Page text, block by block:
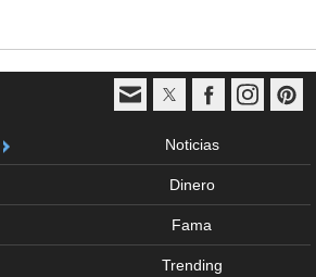
Noticias
Dinero
Fama
Trending